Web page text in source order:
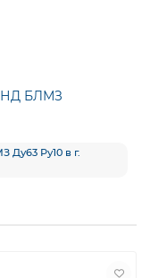
БЛМЗ
Ру10 в г.